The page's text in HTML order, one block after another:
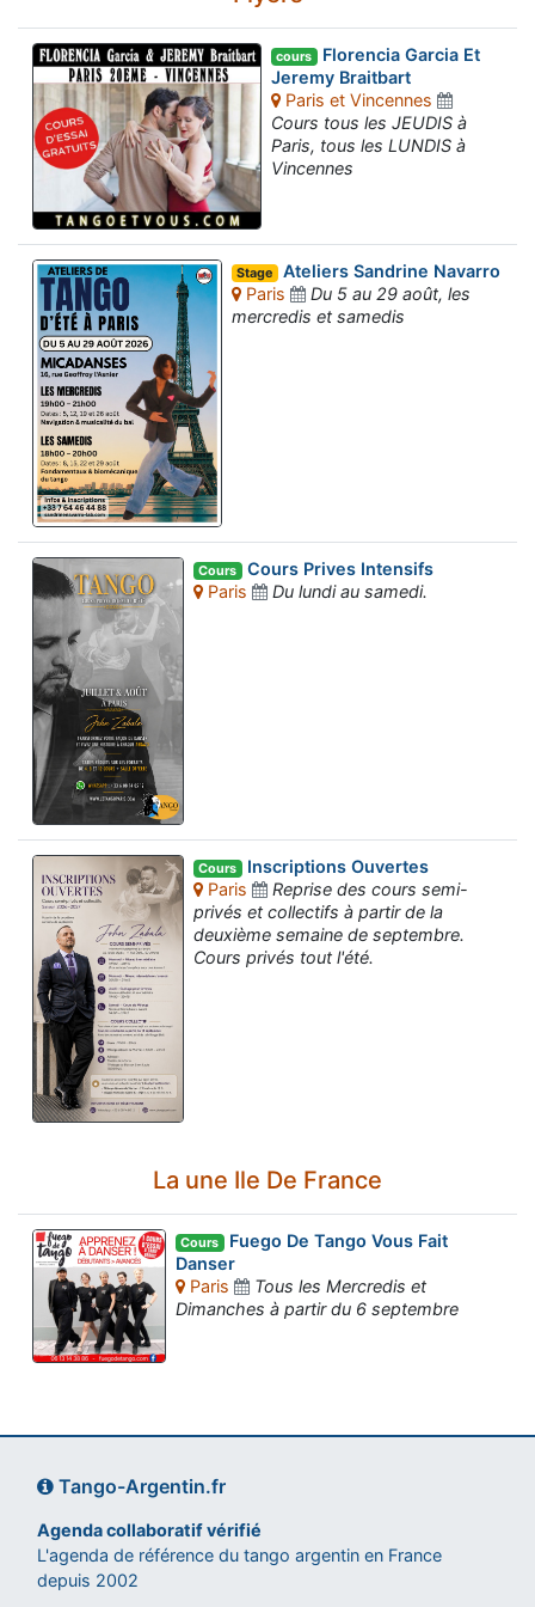
cours Florencia Garcia Et
Jeremy Braitbart
Paris et Vincennes
Cours tous les JEUDIS à
Paris, tous les LUNDIS à
Vincennes
Stage Ateliers Sandrine Navarro
Paris
Du 5 au 29 août, les
mercredis et samedis
Cours Cours Prives Intensifs
Paris
Du lundi au samedi.
Cours Inscriptions Ouvertes
Paris
Reprise des cours semi-
privés et collectifs à partir de la
deuxième semaine de septembre.
Cours privés tout l'été.
La une Ile De France
Cours Fuego De Tango Vous Fait
Danser
Paris
Tous les Mercredis et
Dimanches à partir du 6 septembre
Tango-Argentin.fr
Agenda collaboratif vérifié
L'agenda de référence du tango argentin en France
depuis 2002